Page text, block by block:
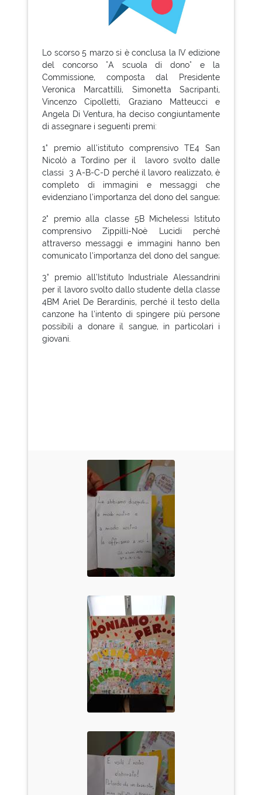
Lo scorso 5 marzo si è conclusa la IV edizione
del concorso "A scuola di dono" e la
Commissione, composta dal Presidente
Veronica Marcattilli, Simonetta Sacripanti,
Vincenzo Cipolletti, Graziano Matteucci e
Angela Di Ventura, ha deciso congiuntamente
di assegnare i seguenti premi:
1° premio all’istituto comprensivo TE4 San
Nicolò a Tordino per il lavoro svolto dalle
classi 3 A-B-C-D perché il lavoro realizzato, è
completo di immagini e messaggi che
evidenziano l’importanza del dono del sangue;
2° premio alla classe 5B Michelessi Istituto
comprensivo Zippilli-Noè Lucidi perché
attraverso messaggi e immagini hanno ben
comunicato l’importanza del dono del sangue;
3° premio all’Istituto Industriale Alessandrini
per il lavoro svolto dallo studente della classe
4BM Ariel De Berardinis, perché il testo della
canzone ha l’intento di spingere più persone
possibili a donare il sangue, in particolari i
giovani.